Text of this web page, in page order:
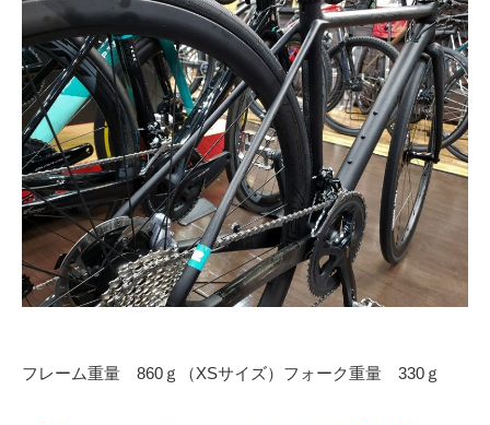
フレーム重量 860ｇ（XSサイズ）フォーク重量 330ｇ